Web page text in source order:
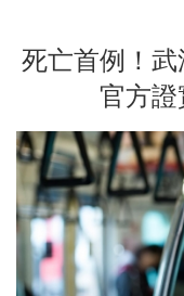
死亡首例！
官方